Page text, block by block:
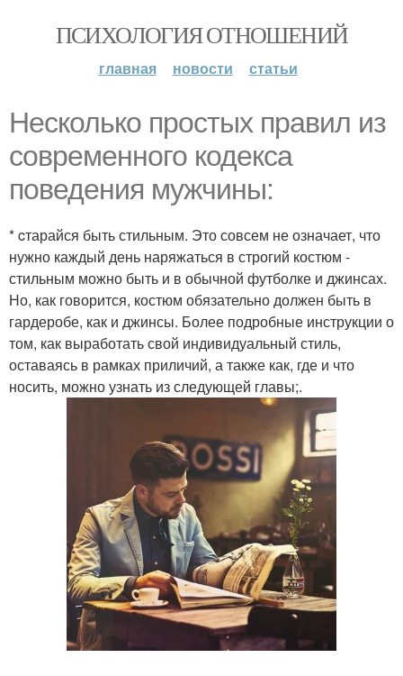
ПСИХОЛОГИЯ ОТНОШЕНИЙ
главная новости статьи
Несколько простых правил из
современного кодекса
поведения мужчины:
* cтарайся быть стильным. Это совсем не означает, что
нужно каждый день наряжаться в строгий костюм -
стильным можно быть и в обычной футболке и джинсах.
Но, как говорится, костюм обязательно должен быть в
гардеробе, как и джинсы. Более подробные инструкции о
том, как выработать свой индивидуальный стиль,
оставаясь в рамках приличий, а также как, где и что
носить, можно узнать из следующей главы;.